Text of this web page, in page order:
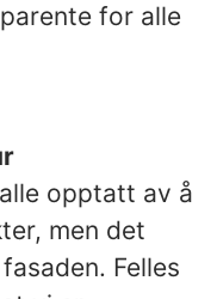
for alle
opptatt av å
men det
Felles